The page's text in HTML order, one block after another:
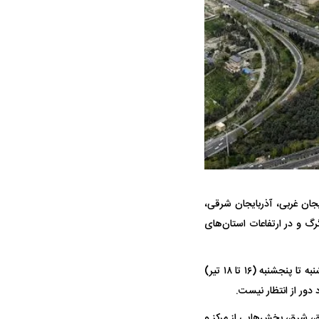
استان‌های آذربایجان غربی، آذربایجان شرقی،
و در ارتفاعات استان‌های
وی در ادامه گفت: دوشنبه (۱۵ تیر) در برخی نقاط آذربایجان غربی، آذربایجان شرقی و اردبیل و سه شنبه تا پنجشنبه (۱۶ تا ۱۸ تیر)
از انتظار نیست.
جنگنده شکاری رهگیر آمریکا | F-14
مرگبارتر پهپادهای ایرانی | پهپاد انتحاری
جدید ایران چیست؟